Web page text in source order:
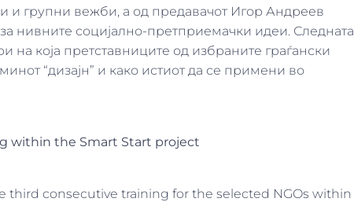
и групни вежби, а од предавачот Игор Андреев
нивните социјално-претприемачки идеи. Следната
на која претставниците од избраните граѓански
“дизајн” и како истиот да се примени во
within the Smart Start project
third consecutive training for the selected NGOs within